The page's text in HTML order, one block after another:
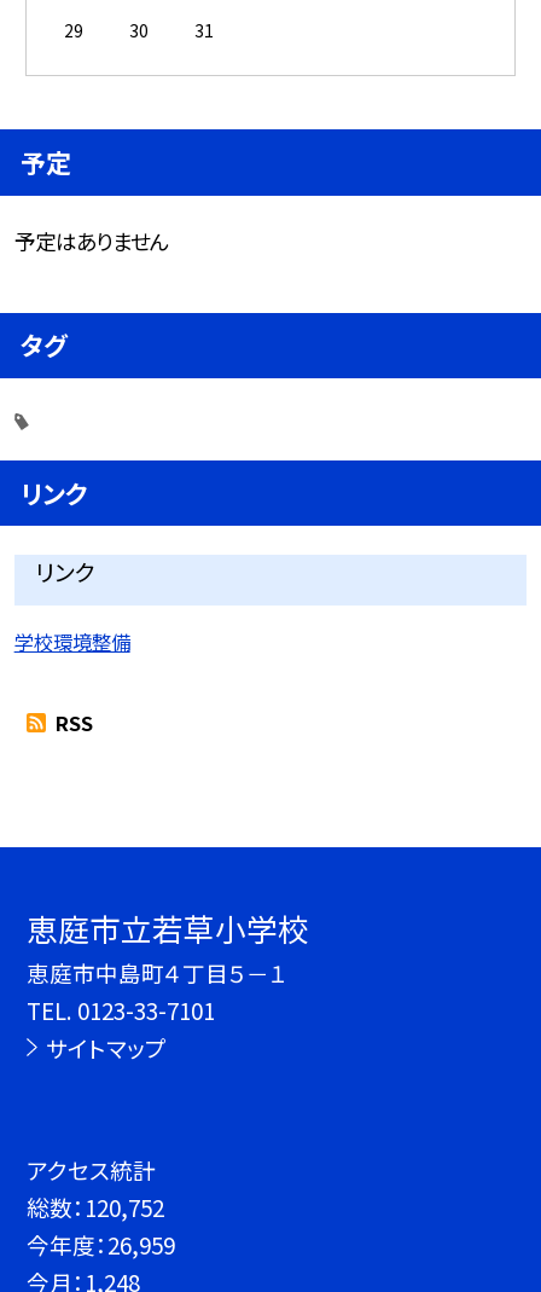
29
30 31
予定
予定はありません
タグ
リンク
リンク
学校環境整備
RSS
恵庭市立若草小学校
恵庭市中島町４丁目５－１
TEL. 0123-33-7101
サイトマップ
アクセス統計
総数： 120,752
今年度：26,959
今月： 1,248